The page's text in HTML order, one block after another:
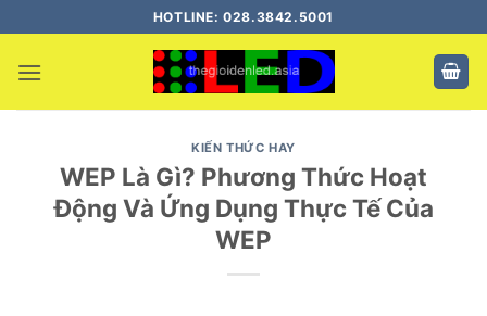
qua
nội
HOTLINE: 028.3842.5001
KIẾN THỨC HAY
WEP Là Gì? Phương Thức Hoạt
Động Và Ứng Dụng Thực Tế Của
WEP